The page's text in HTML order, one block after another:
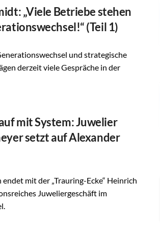
„Viele Betriebe stehen
(Teil 1)
und strategische
derzeit viele Gespräche in der
mit System: Juwelier
setzt auf Alexander
mit der „Trauring-Ecke“ Heinrich
Juweliergeschäft im